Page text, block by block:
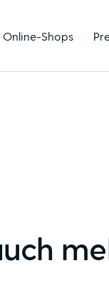
Online-Shops